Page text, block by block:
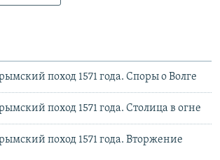
поход 1571 года. Споры о Волге
поход 1571 года. Столица в огне
поход 1571 года. Вторжение